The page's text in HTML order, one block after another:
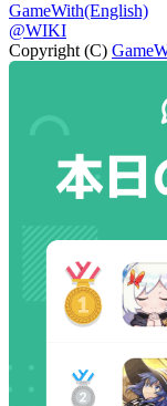
GameWith(English)
@WIKI
Copyright (C)